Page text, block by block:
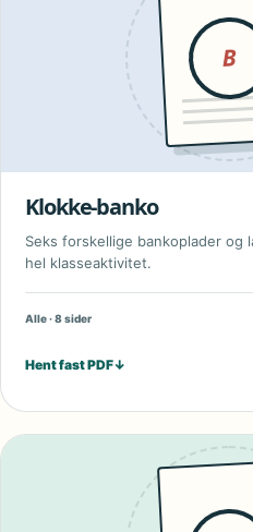
B
Klokke-banko
Seks forskellige bankoplader
hel klasseaktivitet.
Alle · 8 sider
Hent fast PDF↓